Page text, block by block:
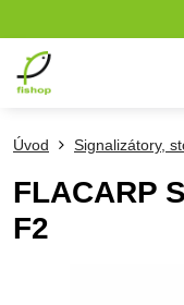
Úvod Signalizátory,
FLACARP
F2